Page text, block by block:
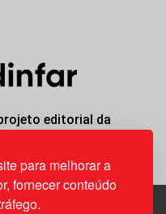
para melhorar a
fornecer conteúdo
editorial da
possível com o